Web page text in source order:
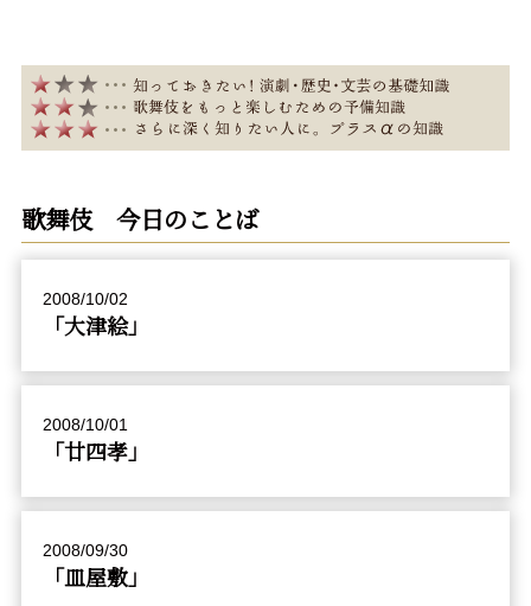
歌舞伎 今日のことば
2008/10/02
「大津絵」
2008/10/01
「廿四孝」
2008/09/30
「皿屋敷」